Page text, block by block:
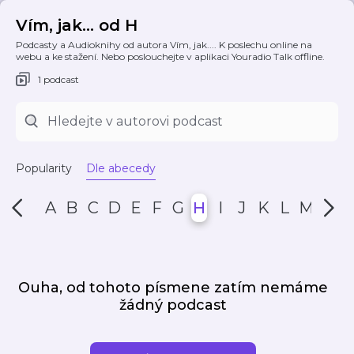
Vím, jak... od H
Podcasty a Audioknihy od autora Vím, jak.... K poslechu online na
webu a ke stažení. Nebo poslouchejte v aplikaci Youradio Talk offline.
1 podcast
Popularity Dle abecedy
A B C D E F G H I J K L M N
Ouha, od tohoto písmene zatím nemáme
žádný podcast